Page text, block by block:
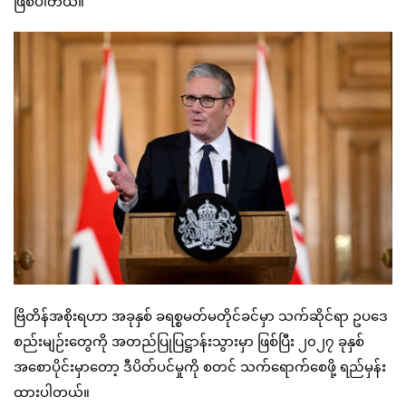
ဗြိတိန်အစိုးရဟာ အခုနှစ် ခရစ္စမတ်မတိုင်ခင်မှာ သက်ဆိုင်ရာ ဥပဒေ
စည်းမျဉ်းတွေကို အတည်ပြုပြဋ္ဌာန်းသွားမှာ ဖြစ်ပြီး ၂၀၂၇ ခုနှစ်
အစောပိုင်းမှာတော့ ဒီပိတ်ပင်မှုကို စတင် သက်ရောက်စေဖို့ ရည်မှန်း
ထားပါတယ်။